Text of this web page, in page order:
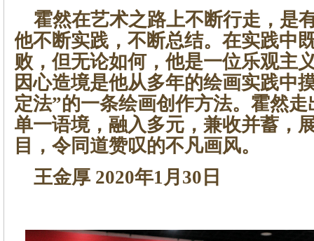
霍然在艺术之路上不断行走，是
他不断实践，不断总结。在实践中
败，但无论如何，他是一位乐观主
因心造境是他从多年的绘画实践中
定法”的一条绘画创作方法。霍然
单一语境，融入多元，兼收并蓄，
目，令同道赞叹的不凡画风。
王金厚 2020年1月30日